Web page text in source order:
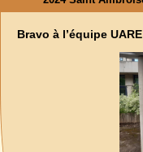
Bravo à l’équipe